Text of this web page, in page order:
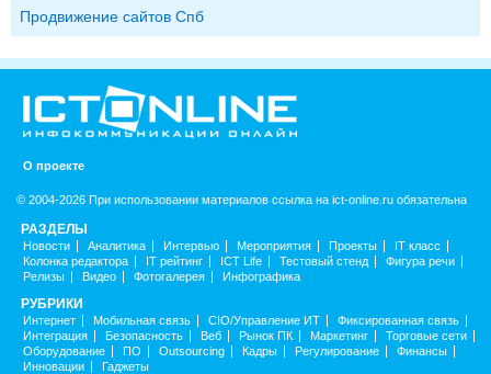
Продвижение сайтов Спб
О проекте
© 2004-2026 При использовании материалов ссылка на ict-online.ru обязательна
РАЗДЕЛЫ
Новости Аналитика Интервью Мероприятия Проекты
IT класс
Колонка редактора
IT рейтинг ICT Life Тестовый стенд
Фигура речи
Релизы
Видео Фотогалерея Инфографика
РУБРИКИ
Интернет Мобильная связь CIO/Управление ИТ
Фиксированная связь
Интеграция
Безопасность Веб Рынок ПК Маркетинг
Торговые сети
Оборудование
ПО Outsourcing Кадры Регулирование
Финансы
Инновации
Гаджеты